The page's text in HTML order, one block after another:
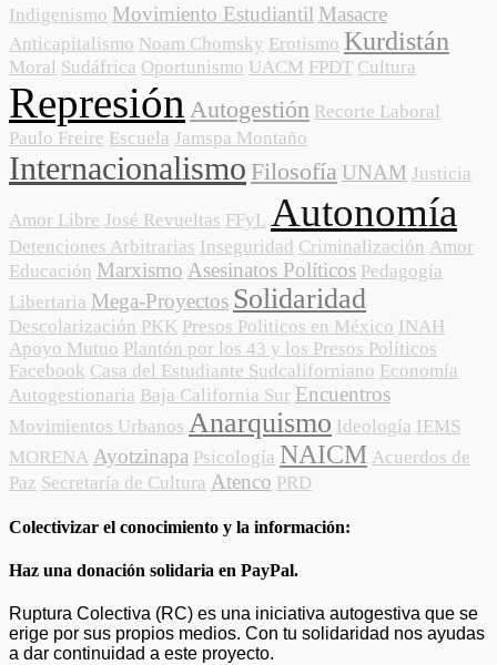
Indigenismo Movimiento Estudiantil Masacre
Anticapitalismo Noam Chomsky Erotismo Kurdistán
Moral Sudáfrica Oportunismo UACM FPDT Cultura
Represión Autogestión Recorte Laboral
Paulo Freire Escuela Jamspa Montaño
Internacionalismo Filosofía UNAM Justicia
Amor Libre José Revueltas FFyL Autonomía
Detenciones Arbitrarias Inseguridad Criminalización Amor
Educación Marxismo Asesinatos Políticos Pedagogía
Libertaria Mega-Proyectos Solidaridad
Descolarización PKK Presos Politicos en México INAH
Apoyo Mutuo Plantón por los 43 y los Presos Políticos
Facebook Casa del Estudiante Sudcaliforniano Economía
Autogestionaria Baja California Sur Encuentros
Movimientos Urbanos Anarquismo Ideología IEMS
MORENA Ayotzinapa Psicología NAICM Acuerdos de
Paz Secretaría de Cultura Atenco PRD
Colectivizar el conocimiento y la información:
Haz una donación solidaria en PayPal.
Ruptura Colectiva (RC) es una iniciativa autogestiva que se
erige por sus propios medios. Con tu solidaridad nos ayudas
a dar continuidad a este proyecto.